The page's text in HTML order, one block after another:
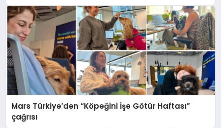
Mars Türkiye’den “Köpeğini İşe Götür Haftası”
çağrısı